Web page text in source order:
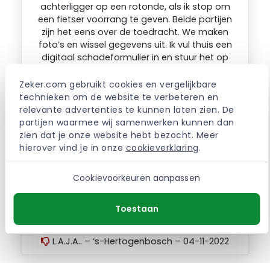
Zeker.com gebruikt cookies en vergelijkbare
technieken om de website te verbeteren en
relevante advertenties te kunnen laten zien. De
partijen waarmee wij samenwerken kunnen dan
zien dat je onze website hebt bezocht. Meer
hierover vind je in onze cookieverklaring.
Cookievoorkeuren aanpassen
Toestaan
achterligger op een rotonde, als ik stop om
een fietser voorrang te geven. Beide partijen
zijn het eens over de toedracht. We maken
foto’s en wissel gegevens uit. Ik vul thuis een
digitaal schadeformulier in en stuur het op
ook een digitaal ondertekend schadeformulier
in naar Klomp assur. Maar nu blijkt dat dit niet
voldoende is. Ik moet in het digitaal tijdperk,
naar de tegenpartij afreizen, samen het
formulier analoog invullen en samen
ondertekenen. Pas dan is de schademelding
compleet. Ik heb geluk dat de tegenpartij
geen buitenlander is, anders had ik op reis
gemoeten. Is dit een vorm van achterlijkheid,
of is dit een vorm van ontmoedigen?
L.A.J.A.. – ‘s-Hertogenbosch – 04-11-2022